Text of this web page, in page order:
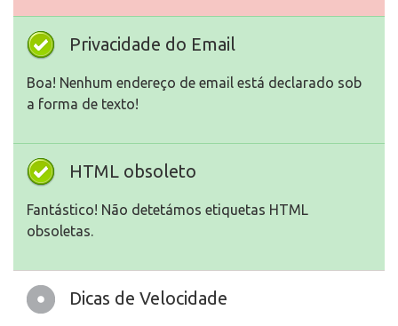
Privacidade do Email
Boa! Nenhum endereço de email está declarado sob
a forma de texto!
HTML obsoleto
Fantástico! Não detetámos etiquetas HTML
obsoletas.
Dicas de Velocidade